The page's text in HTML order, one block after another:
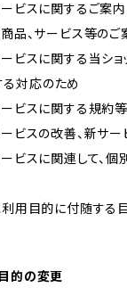
ービスに関するご
商品、サービス等の
ービスに関する当シ
対応のため
ービスに関する規
ービスの改善、新サ
ービスに関連して
利用目的に付随する
的の変更